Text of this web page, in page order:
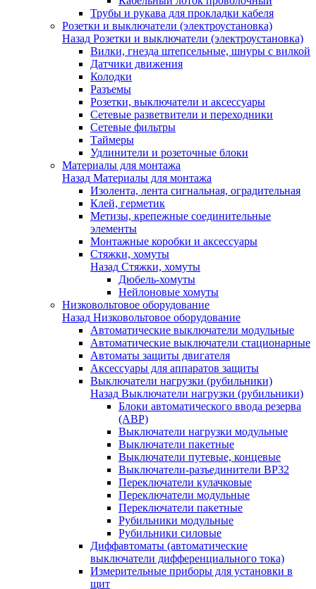
Трубы и рукава для прокладки кабеля
Розетки и выключатели (электроустановка)
Назад Розетки и выключатели (электроустановка)
Вилки, гнезда штепсельные, шнуры с вилкой
Датчики движения
Колодки
Разъемы
Розетки, выключатели и аксессуары
Сетевые разветвители и переходники
Сетевые фильтры
Таймеры
Удлинители и розеточные блоки
Материалы для монтажа
Назад Материалы для монтажа
Изолента, лента сигнальная, оградительная
Клей, герметик
Метизы, крепежные соединительные
элементы
Монтажные коробки и аксессуары
Стяжки, хомуты
Назад Стяжки, хомуты
Дюбель-хомуты
Нейлоновые хомуты
Низковольтовое оборудование
Назад Низковольтовое оборудование
Автоматические выключатели модульные
Автоматические выключатели стационарные
Автоматы защиты двигателя
Аксессуары для аппаратов защиты
Выключатели нагрузки (рубильники)
Назад Выключатели нагрузки (рубильники)
Блоки автоматического ввода резерва
(АВР)
Выключатели нагрузки модульные
Выключатели пакетные
Выключатели путевые, концевые
Выключатели-разъединители ВР32
Переключатели кулачковые
Переключатели модульные
Переключатели пакетные
Рубильники модульные
Рубильники силовые
Диффавтоматы (автоматические
выключатели дифференциального тока)
Измерительные приборы для установки в
щит